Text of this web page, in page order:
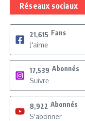
Réseaux sociaux
21,615 Fans
J'aime
17,539 Abonnés
Suivre
8,922 Abonnés
S'abonner